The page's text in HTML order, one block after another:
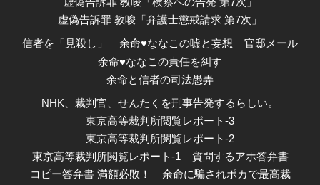
虚偽告訴罪 教唆「検察への告発 第7次」
虚偽告訴罪 教唆「弁護士懲戒請求 第7次」
信者を「見殺し」 余命♥ななこの嘘と妄想
官邸メール
余命♥ななこの責任を糾す
余命と信者の司法愚弄
NHK、裁判官、せんたくを刑事告発するらしい。
東京高等裁判所閲覧レポート-3
東京高等裁判所閲覧レポート-2
東京高等裁判所閲覧レポート-1
質問するアホ答弁書
コピー答弁書 満額必敗！
余命に騙されポカで最高裁